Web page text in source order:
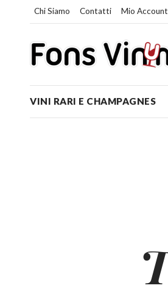
Chi Siamo Contatti Mio Account
VINI RARI E CHAMPAGNES